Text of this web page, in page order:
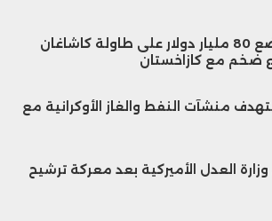
إكسون موبيل تضع 80 مليار دولار على طاولة كاشاغان
ضخم مع كازاخستان
منشآت النفط والغاز الأوكرانية مع
العدل الأميركية بعد معركة ترشيح